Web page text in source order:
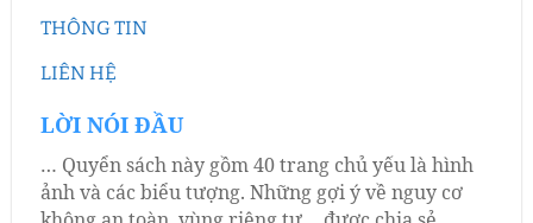
THÔNG TIN
LIÊN HỆ
LỜI NÓI ĐẦU
… Quyển sách này gồm 40 trang chủ yếu là hình
ảnh và các biểu tượng. Những gợi ý về nguy cơ